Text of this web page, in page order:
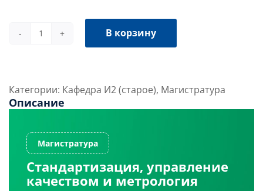
Количество
качеством
и
В корзину
Категории: Кафедра И2 (старое), Магистратура
Описание
Стандартизация, управление
качеством и метрология